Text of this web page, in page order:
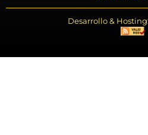
Desarrollo &